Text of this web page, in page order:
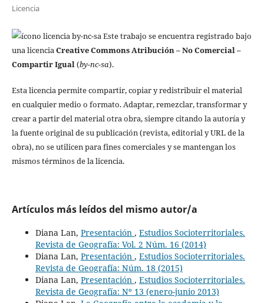
Licencia
Este trabajo se encuentra registrado bajo
una licenciaCreative Commons Atribución – No Comercial –
Compartir Igual(by-nc-sa).
Esta licencia permite compartir, copiar y redistribuir el material
en cualquier medio o formato. Adaptar, remezclar, transformar y
crear a partir del material otra obra, siempre citando la autoría y
la fuente original de su publicación (revista, editorial y URL de la
obra), no se utilicen para fines comerciales y se mantengan los
mismos términos de la licencia.
Artículos más leídos del mismo autor/a
Diana Lan, Presentación , Estudios Socioterritoriales.
Revista de Geografía: Vol. 2 Núm. 16 (2014)
Diana Lan, Presentación , Estudios Socioterritoriales.
Revista de Geografía: Núm. 18 (2015)
Diana Lan, Presentación , Estudios Socioterritoriales.
Revista de Geografía: Nº 13 (enero-junio 2013)